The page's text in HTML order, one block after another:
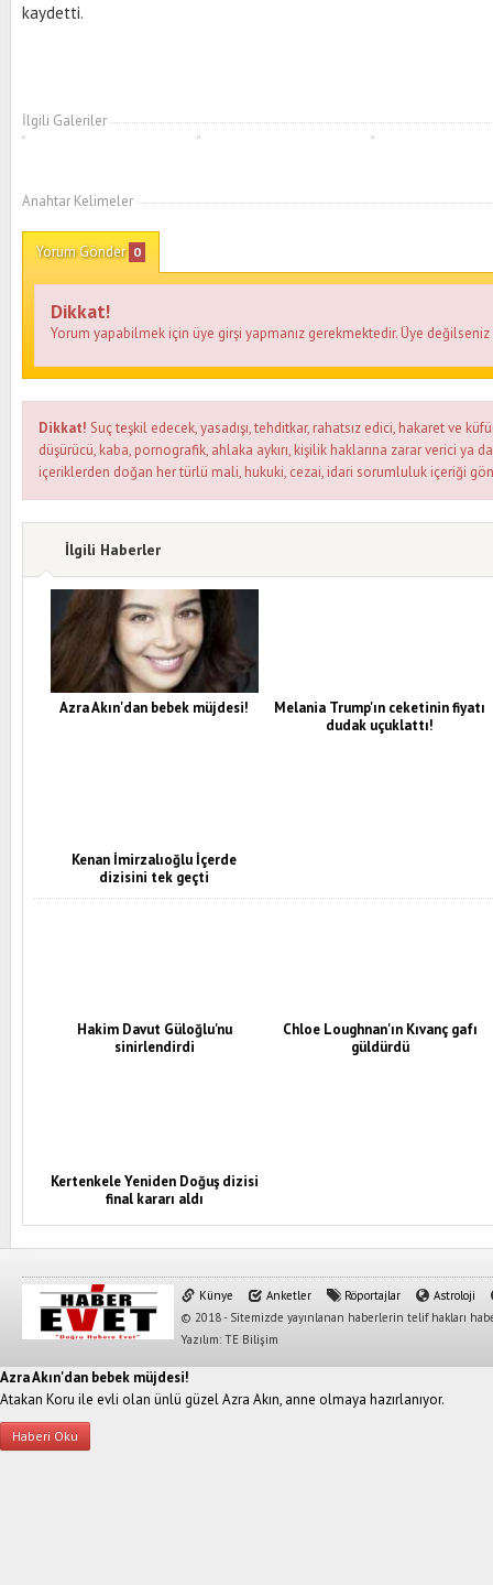
kaydetti.
İlgili Galeriler
Anahtar Kelimeler
Yorum Gönder 0
Dikkat!
Yorum yapabilmek için üye girşi yapmanız gerekmektedir. Üye
Dikkat! Suç teşkil edecek, yasadışı, tehditkar, rahatsız edici, hakaret ve
düşürücü, kaba, pornografik, ahlaka aykırı, kişilik haklarına zarar verici ya
içeriklerden doğan her türlü mali, hukuki, cezai, idari sorumluluk içeriği
İlgili Haberler
Azra Akın'dan bebek müjdesi!
Melania Trump'ın ceketinin fiyatı
dudak uçuklattı!
Kenan İmirzalıoğlu İçerde
dizisini tek geçti
Hakim Davut Güloğlu'nu
sinirlendirdi
Chloe Loughnan'ın Kıvanç gafı
güldürdü
Kertenkele Yeniden Doğuş dizisi
final kararı aldı
Künye Anketler Röportajlar
Astroloji
© 2018 - Sitemizde yayınlanan haberlerin telif hakları
Yazılım: TE Bilişim
Azra Akın'dan bebek müjdesi!
Atakan Koru ile evli olan ünlü güzel Azra Akın, anne olmaya hazırlanıyor.
Haberi Oku